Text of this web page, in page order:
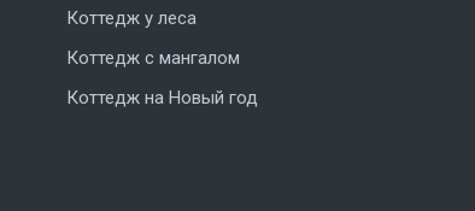
Коттедж у леса
Коттедж с мангалом
Коттедж на Новый год